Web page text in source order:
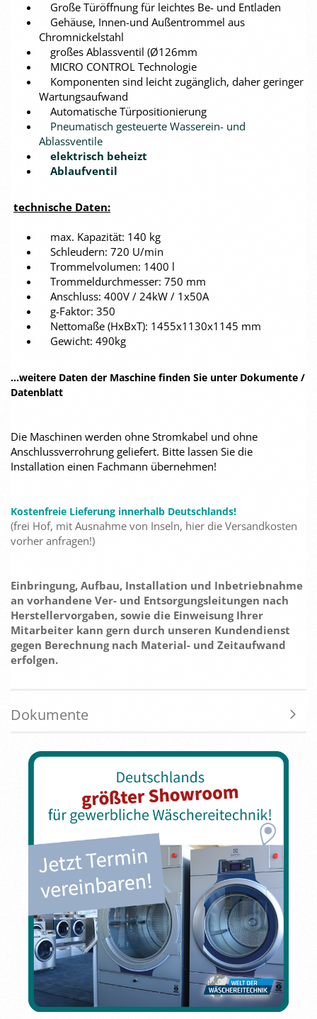
Große Türöffnung für leichtes Be- und Entladen
Gehäuse, Innen-und Außentrommel aus
Chromnickelstahl
großes Ablassventil (Ø126mm
MICRO CONTROL Technologie
Komponenten sind leicht zugänglich, daher geringer
Wartungsaufwand
Automatische Türpositionierung
Pneumatisch gesteuerte Wasserein- und
Ablassventile
elektrisch beheizt
Ablaufventil
technische Daten:
max. Kapazität: 140 kg
Schleudern: 720 U/min
Trommelvolumen: 1400 l
Trommeldurchmesser: 750 mm
Anschluss: 400V / 24kW / 1x50A
g-Faktor: 350
Nettomaße (HxBxT): 1455x1130x1145 mm
Gewicht: 490kg
...weitere Daten der Maschine finden Sie unter Dokumente /
Datenblatt
Die Maschinen werden ohne Stromkabel und ohne
Anschlussverrohrung geliefert. Bitte lassen Sie die
Installation einen Fachmann übernehmen!
Kostenfreie Lieferung innerhalb Deutschlands!
(frei Hof, mit Ausnahme von Inseln, hier die Versandkosten
vorher anfragen!)
Einbringung, Aufbau, Installation und Inbetriebnahme
an vorhandene Ver- und Entsorgungsleitungen nach
Herstellervorgaben, sowie die Einweisung Ihrer
Mitarbeiter kann gern durch unseren Kundendienst
gegen Berechnung nach Material- und Zeitaufwand
erfolgen.
Dokumente